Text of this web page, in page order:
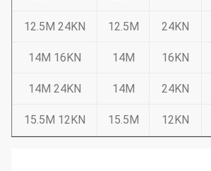
12.5M 24KN 12.5M 24KN
14M 16KN 14M 16KN
14M 24KN 14M 24KN
15.5M 12KN 15.5M 12KN